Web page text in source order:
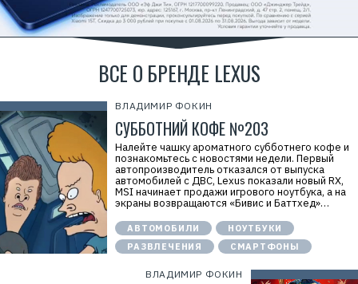
ВСЕ О БРЕНДЕ LEXUS
ВЛАДИМИР ФОКИН
СУББОТНИЙ КОФЕ №203
Налейте чашку ароматного субботнего кофе и
познакомьтесь с новостями недели. Первый
автопроизводитель отказался от выпуска
автомобилей с ДВС, Lexus показали новый RX,
MSI начинает продажи игрового ноутбука, а на
экраны возвращаются «Бивис и Баттхед»…
АВТОМОБИЛИ
НОУТБУКИ
РАЗВЛЕЧЕНИЯ
СМАРТФОНЫ
ВЛАДИМИР ФОКИН